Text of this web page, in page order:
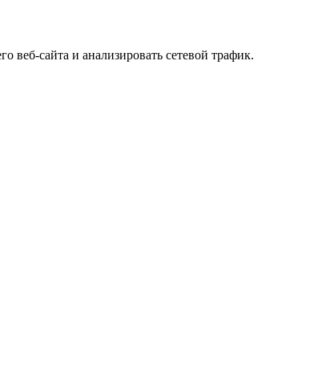
сайта и анализировать сетевой трафик.